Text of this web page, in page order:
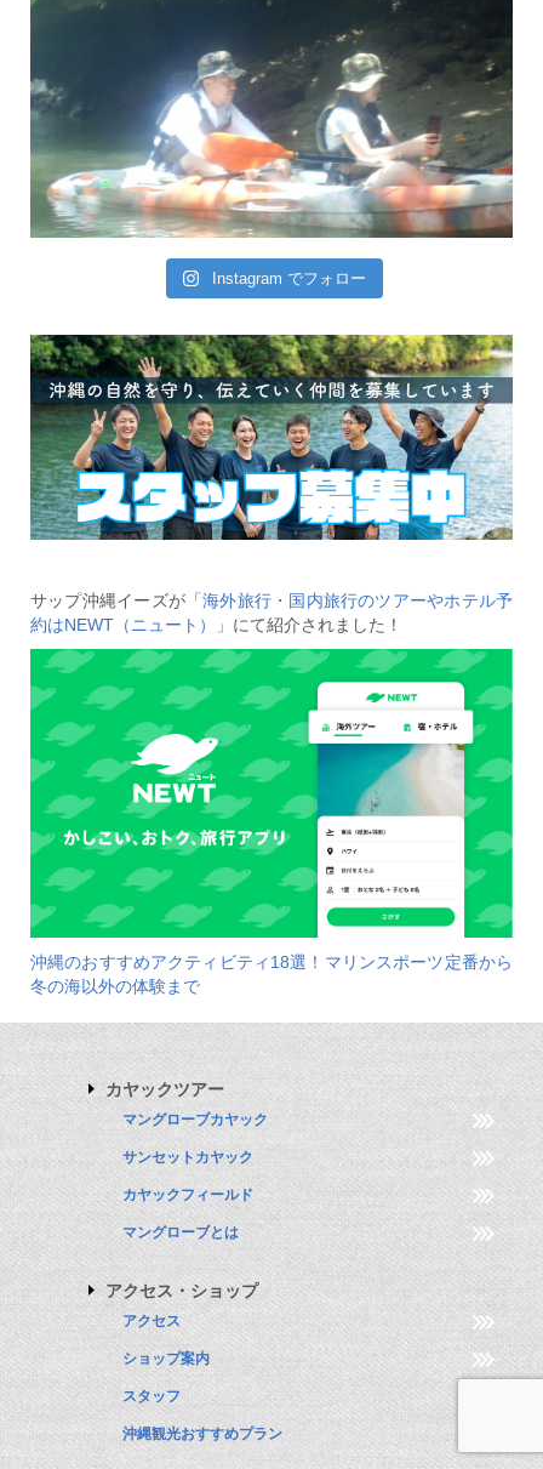
Instagram でフォロー
サップ沖縄イーズが 「海外旅行・国内旅行のツアーやホテル予
約はNEWT（ニュート）」 にて紹介されました！
沖縄のおすすめアクティビティ18選！マリンスポーツ定番から
冬の海以外の体験まで
カヤックツアー
マングローブカヤック
サンセットカヤック
カヤックフィールド
マングローブとは
アクセス・ショップ
アクセス
ショップ案内
スタッフ
沖縄観光おすすめプラン